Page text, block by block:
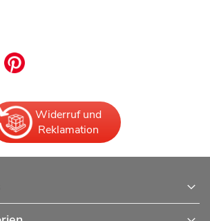
Widerruf und
Reklamation